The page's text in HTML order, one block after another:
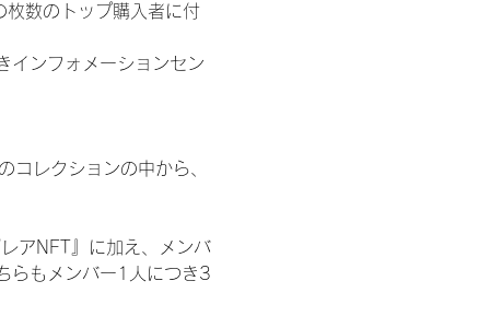
数のトップ購入者に付
インフォメーションセン
レクションの中から、
アNFT』に加え、メンバ
らもメンバー1人につき3